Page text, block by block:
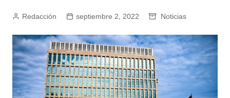
Redacción septiembre 2, 2022 Noticias